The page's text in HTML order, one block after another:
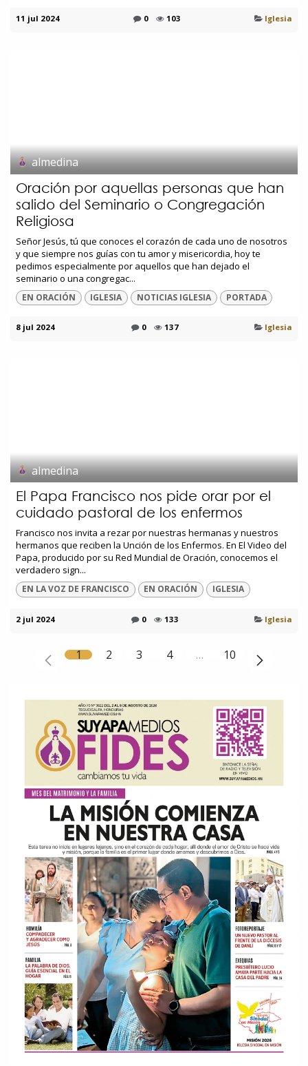
11 jul 2024 0 103 Iglesia
almedina
Oración por aquellas personas que han
salido del Seminario o Congregación
Religiosa
Señor Jesús, tú que conoces el corazón de cada uno de nosotros
y que siempre nos guías con tu amor y misericordia, hoy te
pedimos especialmente por aquellos que han dejado el
seminario o una congregac...
EN ORACIÓN IGLESIA NOTICIAS IGLESIA PORTADA
8 jul 2024 0 137 Iglesia
almedina
El Papa Francisco nos pide orar por el
cuidado pastoral de los enfermos
Francisco nos invita a rezar por nuestras hermanas y nuestros
hermanos que reciben la Unción de los Enfermos. En El Video del
Papa, producido por su Red Mundial de Oración, conocemos el
verdadero sign...
EN LA VOZ DE FRANCISCO EN ORACIÓN IGLESIA
2 jul 2024 0 133 Iglesia
1 2 3 4 … 10